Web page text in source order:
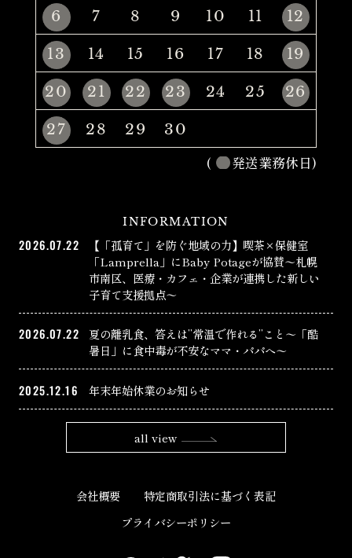
6
7 8 9 10 11
12
13
14 15 16 17 18
19
20
21 22 23 24 25
26
27
28 29
30
(
発送業務休日)
INFORMATION
2026.07.22
【「孤育て」を防ぐ地域の力】喫茶×保健室
「Lamprella」にBaby Potageが協賛〜札幌
市南区、医療・カフェ・企業が連携した新しい
子育て支援拠点〜
2026.07.22
夏の離乳食、答えは”常温で作れる”こと〜「酷
暑日」に食中毒が不安なママ・パパへ〜
2025.12.16 年末年始休業のお知らせ
all view
会社概要
特定商取引法に基づく表記
プライバシーポリシー